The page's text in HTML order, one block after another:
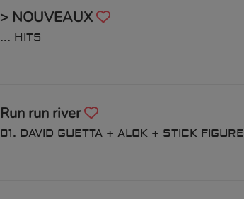
> NOUVEAUX
... HITS
Run run river
01. DAVID GUETTA + ALOK + STICK FIGURE